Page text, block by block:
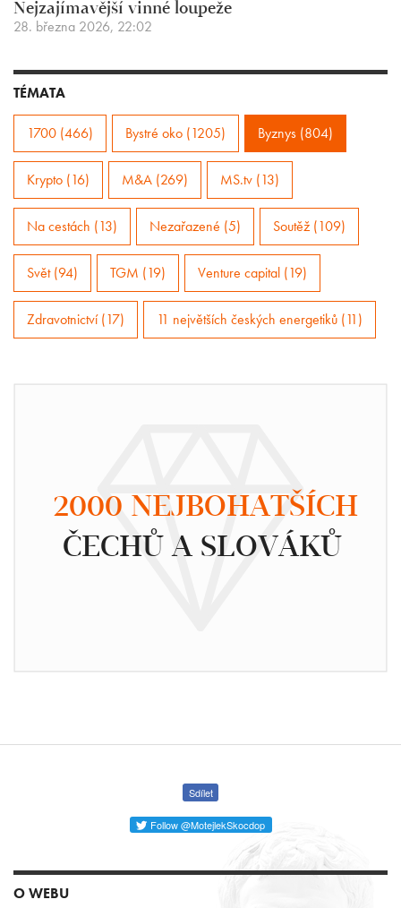
Nejzajímavější vinné loupeže
28. března 2026, 22:02
TÉMATA
1700 (466) Bystré oko (1205) Byznys (804)
Krypto (16) M&A (269) MS.tv (13)
Na cestách (13) Nezařazené (5) Soutěž (109)
Svět (94) TGM (19) Venture capital (19)
Zdravotnictví (17) 11 největších českých energetiků (11)
2000 NEJBOHATŠÍCH
ČECHŮ A SLOVÁKŮ
Sdílet
Follow @MotejlekSkocdop
O WEBU